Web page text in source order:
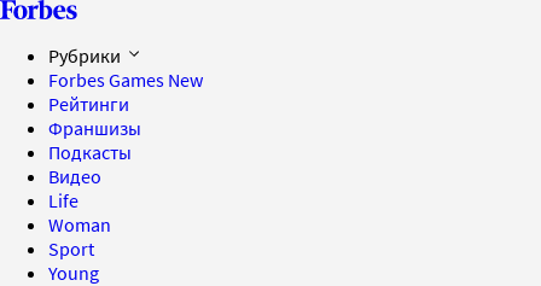
Рубрики
Forbes Games New
Рейтинги
Франшизы
Подкасты
Видео
Life
Woman
Sport
Young